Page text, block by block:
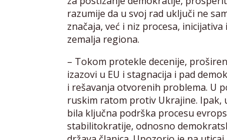
razumije da u svoj rad uključi ne
značaja, već i niz procesa,
zemalja regiona.
– Tokom protekle decenije,
izazovi u EU i stagnacija i pad
i rešavanja otvorenih problema. U
ruskim ratom protiv Ukrajine. Ipak,
bila ključna podrška procesu
stabilitokratije, odnosno